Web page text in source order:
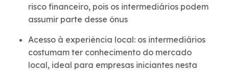
risco financeiro, pois os intermediários podem
assumir parte desse ônus
Acesso à experiência local: os intermediários
costumam ter conhecimento do mercado
local, ideal para empresas iniciantes nesta